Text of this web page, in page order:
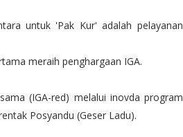
untuk 'Pak Kur' adalah pelayanan
meraih penghargaan IGA.
(IGA-red) melalui inovda program
Posyandu (Geser Ladu).